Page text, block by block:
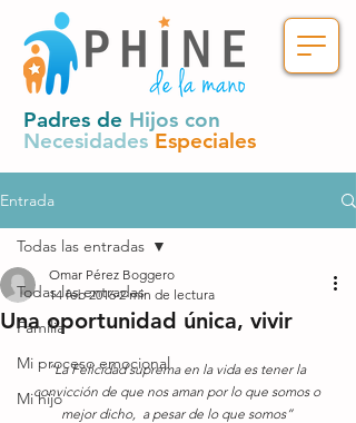
Padres de Hijos con
Necesidades Especiales
Entrada
Todas las entradas
Familia
Mi proceso emocional
Mi hijo
Todas las entradas
Una oportunidad única, vivir
Omar Pérez Boggero
14 feb 2016 2 min de lectura
“La Felicidad suprema en la vida es tener la
convicción de que nos aman por lo que somos o
mejor dicho,  a pesar de lo que somos”